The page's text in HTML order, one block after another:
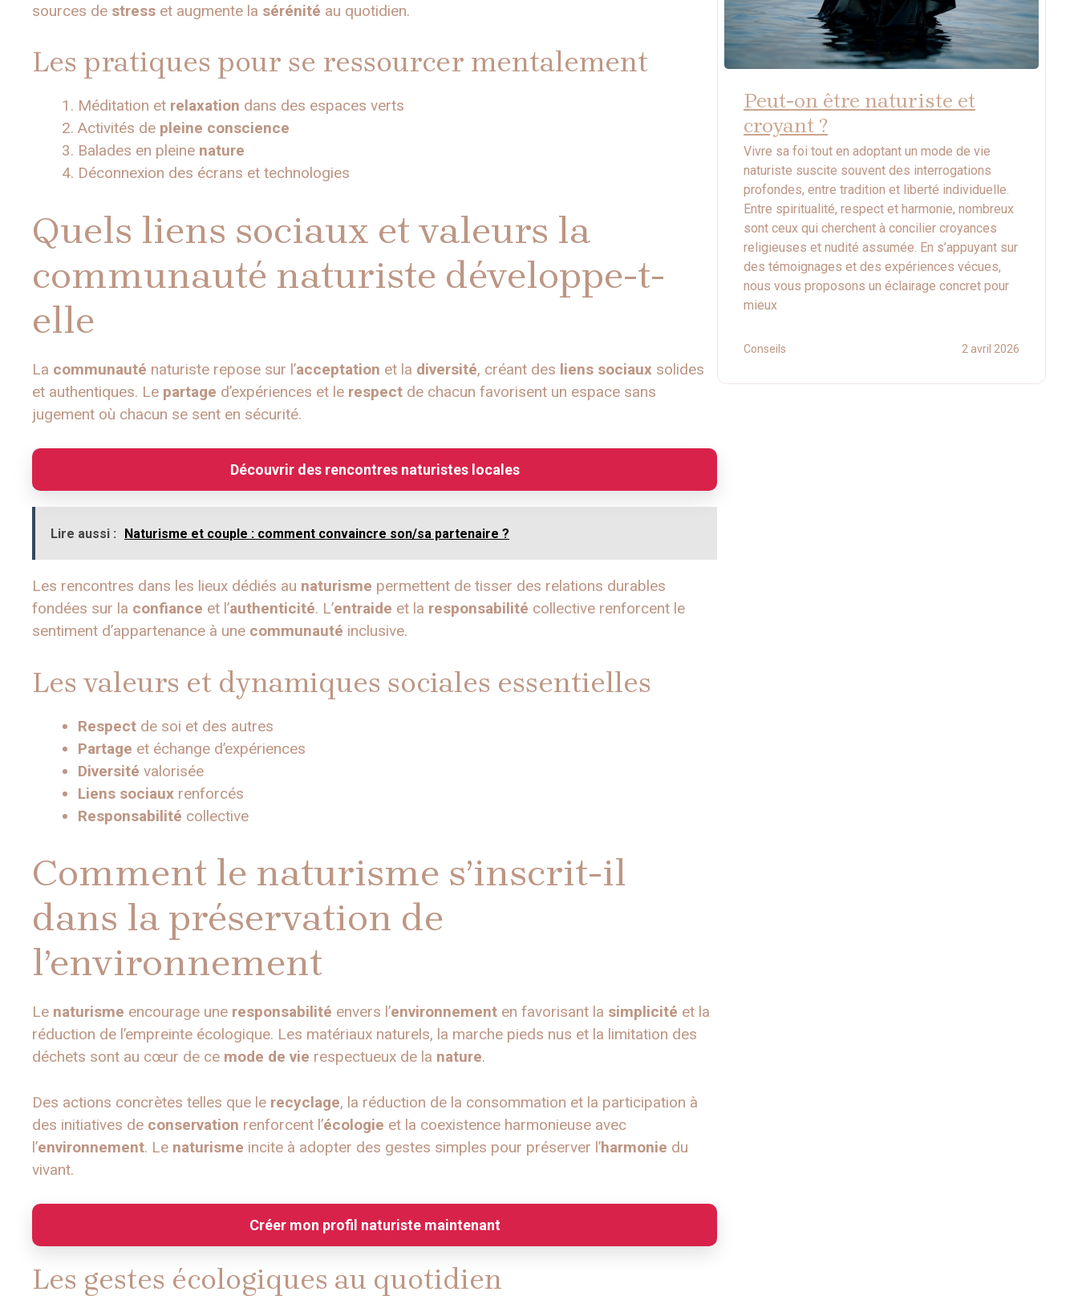
sources de stress et augmente la sérénité au quotidien.
Les pratiques pour se ressourcer mentalement
Méditation et relaxation dans des espaces verts
Activités de pleine conscience
Balades en pleine nature
Déconnexion des écrans et technologies
Quels liens sociaux et valeurs la
communauté naturiste développe-t-
elle
La communauté naturiste repose sur l’acceptation et la diversité, créant des liens sociaux solides
et authentiques. Le partage d’expériences et le respect de chacun favorisent un espace sans
jugement où chacun se sent en sécurité.
Découvrir des rencontres naturistes locales
Lire aussi : Naturisme et couple : comment convaincre son/sa partenaire ?
Les rencontres dans les lieux dédiés au naturisme permettent de tisser des relations durables
fondées sur la confiance et l’authenticité. L’entraide et la responsabilité collective renforcent le
sentiment d’appartenance à une communauté inclusive.
Les valeurs et dynamiques sociales essentielles
Respect de soi et des autres
Partage et échange d’expériences
Diversité valorisée
Liens sociaux renforcés
Responsabilité collective
Comment le naturisme s’inscrit-il
dans la préservation de
l’environnement
Le naturisme encourage une responsabilité envers l’environnement en favorisant la simplicité et la
réduction de l’empreinte écologique. Les matériaux naturels, la marche pieds nus et la limitation des
déchets sont au cœur de ce mode de vie respectueux de la nature.
Des actions concrètes telles que le recyclage, la réduction de la consommation et la participation à
des initiatives de conservation renforcent l’écologie et la coexistence harmonieuse avec
l’environnement. Le naturisme incite à adopter des gestes simples pour préserver l’harmonie du
vivant.
Créer mon profil naturiste maintenant
Les gestes écologiques au quotidien
Peut-on être naturiste et
croyant ?
Vivre sa foi tout en adoptant un mode de vie
naturiste suscite souvent des interrogations
profondes, entre tradition et liberté individuelle.
Entre spiritualité, respect et harmonie, nombreux
sont ceux qui cherchent à concilier croyances
religieuses et nudité assumée. En s’appuyant sur
des témoignages et des expériences vécues,
nous vous proposons un éclairage concret pour
mieux
Conseils 2 avril 2026